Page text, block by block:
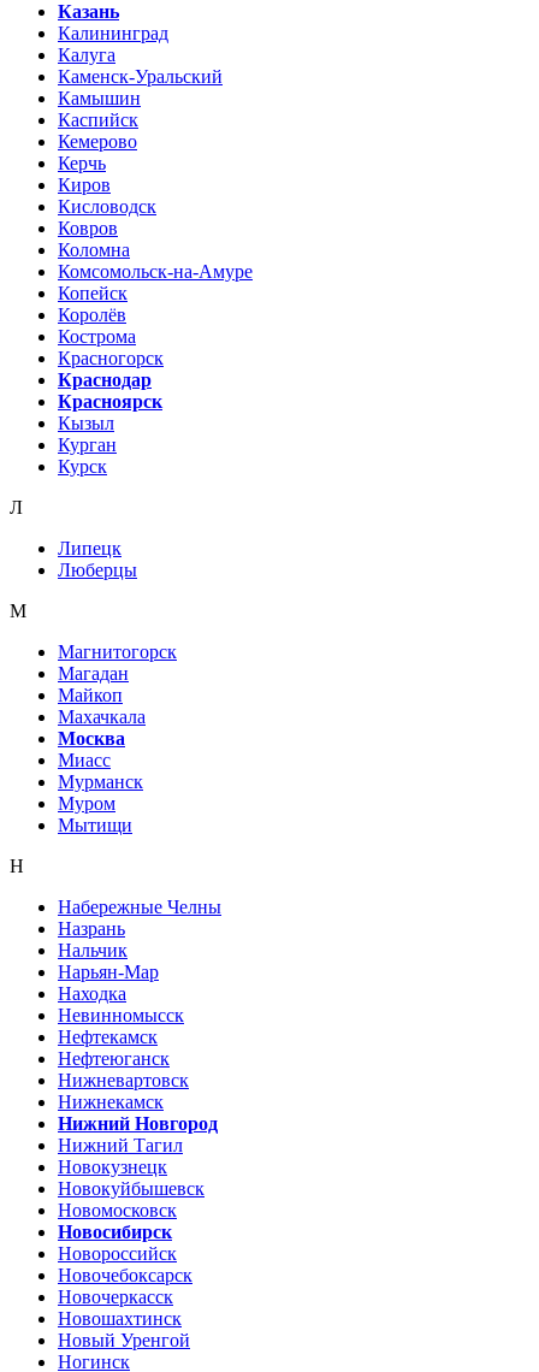
Казань
Калининград
Калуга
Каменск-Уральский
Камышин
Каспийск
Кемерово
Керчь
Киров
Кисловодск
Ковров
Коломна
Комсомольск-на-Амуре
Копейск
Королёв
Кострома
Красногорск
Краснодар
Красноярск
Кызыл
Курган
Курск
Л
Липецк
Люберцы
М
Магнитогорск
Магадан
Майкоп
Махачкала
Москва
Миасс
Мурманск
Муром
Мытищи
Н
Набережные Челны
Назрань
Нальчик
Нарьян-Мар
Находка
Невинномысск
Нефтекамск
Нефтеюганск
Нижневартовск
Нижнекамск
Нижний Новгород
Нижний Тагил
Новокузнецк
Новокуйбышевск
Новомосковск
Новосибирск
Новороссийск
Новочебоксарск
Новочеркасск
Новошахтинск
Новый Уренгой
Ногинск